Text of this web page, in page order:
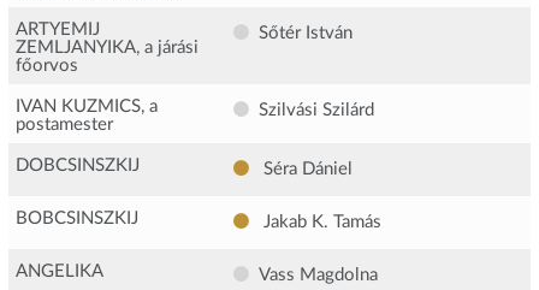
ARTYEMIJ
ZEMLJANYIKA, a járási
főorvos
Sőtér István
IVAN KUZMICS, a
postamester
Szilvási Szilárd
DOBCSINSZKIJ Séra Dániel
BOBCSINSZKIJ Jakab K. Tamás
ANGELIKA Vass Magdolna